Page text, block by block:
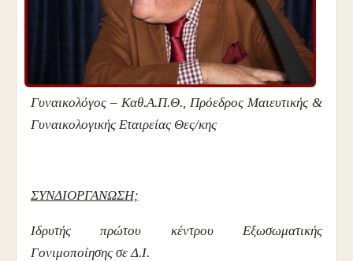
Γυναικολόγος – Καθ.Α.Π.Θ., Πρόεδρος Μαιευτικής &
Γυναικολογικής Εταιρείας Θες/κης
ΣΥΝΔΙΟΡΓΑΝΩΣΗ;
Ιδρυτής πρώτου κέντρου Εξωσωματικής
Γονιμοποίησης σε Δ.Ι.